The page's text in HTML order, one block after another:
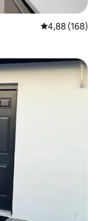
Keskmine
4,88 (168)